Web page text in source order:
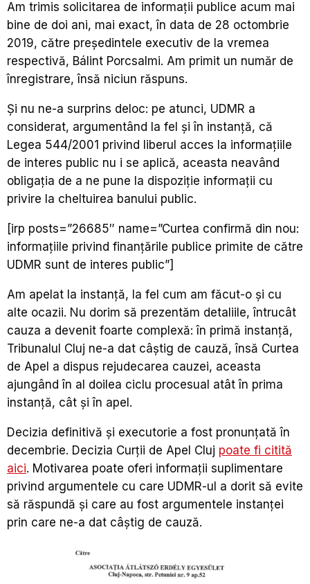
Am trimis solicitarea de informații publice acum mai
bine de doi ani, mai exact, în data de 28 octombrie
2019, către președintele executiv de la vremea
respectivă, Bálint Porcsalmi. Am primit un număr de
înregistrare, însă niciun răspuns.
Și nu ne-a surprins deloc: pe atunci, UDMR a
considerat, argumentând la fel și în instanță, că
Legea 544/2001 privind liberul acces la informațiile
de interes public nu i se aplică, aceasta neavând
obligația de a ne pune la dispoziție informații cu
privire la cheltuirea banului public.
[irp posts=”26685″ name=”Curtea confirmă din nou:
informațiile privind finanţările publice primite de către
UDMR sunt de interes public”]
Am apelat la instanță, la fel cum am făcut-o și cu
alte ocazii. Nu dorim să prezentăm detaliile, întrucât
cauza a devenit foarte complexă: în primă instanță,
Tribunalul Cluj ne-a dat câștig de cauză, însă Curtea
de Apel a dispus rejudecarea cauzei, aceasta
ajungând în al doilea ciclu procesual atât în prima
instanță, cât și în apel.
Decizia definitivă și executorie a fost pronunțată în
decembrie. Decizia Curții de Apel Cluj poate fi citită
aici. Motivarea poate oferi informații suplimentare
privind argumentele cu care UDMR-ul a dorit să evite
să răspundă și care au fost argumentele instanței
prin care ne-a dat câștig de cauză.